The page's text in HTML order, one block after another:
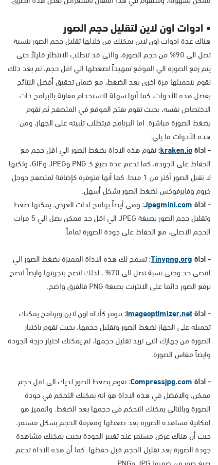
• ادوات اون لاين لتقليل حجم الصور
هناك عدة ادوات اون لاين يمكنك من خلالها تقليل حجم الصور بنسبة
تصل الي 90% من حجم الصورة، والتي قد تتطلب الانتظار قليلاً حتى
يتم رفع الصورة الي الموقع تمهيداً لضغطها الي اقل حجم، ثم بعد ذلك
نقوم بتحميلها مرة اخرى بعد الضغط، مع ضمان تحقيق أفضل النتائج
بفضل هذه الأدوات، كما أنها سهلة الاستخدام مقارنة بالبرامج ذات
الاختصاص نفسه، بحيث تقوم بفتح الموقع في المتصفح ثم تقوم
بضغط الصورة مباشرة. اما البرنامج فيتطلب تثبيته على الجهاز، ومن
هذه الأدوات ما يلي:
-اداةkraken.io
:تقوم هذه الاداة بضغط الصور الي اقل حجم مع
الحفاظ علي الجودة، كما تدعم عدة صيغ كـ PNG وJPEG وGIF، ولكنها
لا تقبل الصور أكثر من 1 ميجا. كما أنها متوفرة كإضافة لمتصفح جوجل
كروم وفايرفوكس لضغط الصور بشكل أسهل.
- اداةJpegmini.com
: وهي أيضاً برنامج لذات الغرض، يمكنها ضغط
وتقليل حجم الصور بصيغة JPEG الي اقل حد ممكن يصل الي 5 مرات
الحجم الاصلي، مع الحفاظ علي جودة الصورة تماماً.
- اداةTinypng.org: تسمح لك هذه الاداة المميزة بضغط الصور الي
اقصى حد وحتى نسبة تصل الي 70%.، لذلك انصح بتجربتها وايضاً انصح
برفع الصور دائما على الانترنت بصيغة PNG فالفرق واضح.
- اداةImageoptimizer.net
:تتوفر كأداة اون لاين وبرنامج يمكنك
تحميله على الجهاز لضغط الصور وتقليل حجمها، بحيث تقوم باختيار
الصورة من جهازك التي تريد تقليل حجمها، ثم يمكنك اختيار درجة الجودة
وايضاً مقاس الصورة.
- اداةCompressjpg.com
:تقوم بضغط الصور لديك الي اقل حجم
ممكن، والافضل في هذه الاداة هو انه يمكنك التحكم في جودة
الصورة وبالتالي يمكنك التحكم في حجمها بعد الضغط. والمميز هو
امكانية مشاهدة الصورة بعد ضغطها ومعرفة الحجم بشكل مستمر،
حيث أن هناك عرض مستمر عند تغيير الجودة بحيث يمكنك مشاهدة
جودة الصورة بعد تقليل الحجم قبل حفظها. كما أن هذه الاداة تدعم